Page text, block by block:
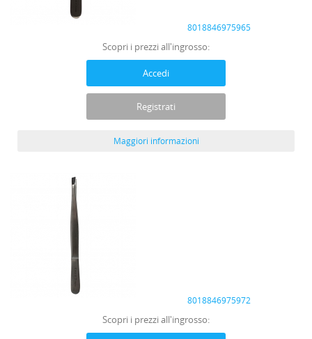
8018846975965
Scopri i prezzi all'ingrosso:
Accedi
Registrati
Maggiori informazioni
8018846975972
Scopri i prezzi all'ingrosso: